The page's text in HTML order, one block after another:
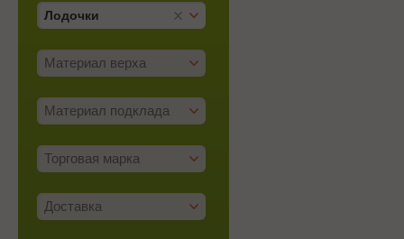
Лодочки
Материал верха
Материал подклада
Торговая марка
Доставка